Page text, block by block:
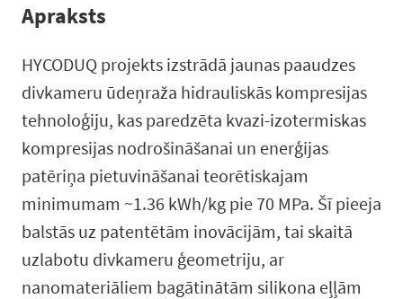
Apraksts
HYCODUQ projekts izstrādā jaunas paaudzes
divkameru ūdeņraža hidrauliskās kompresijas
tehnoloģiju, kas paredzēta kvazi-izotermiskas
kompresijas nodrošināšanai un enerģijas
patēriņa pietuvināšanai teorētiskajam
minimumam ~1.36 kWh/kg pie 70 MPa. Šī pieeja
balstās uz patentētām inovācijām, tai skaitā
uzlabotu divkameru ģeometriju, ar
nanomateriāliem bagātinātām silikona eļļām